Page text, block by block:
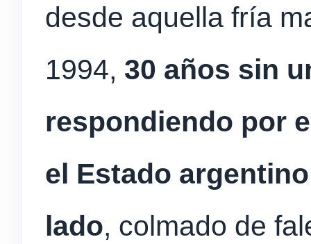
desde aquella fría
1994, 30 años sin
respondiendo por
el Estado
lado, colmado de